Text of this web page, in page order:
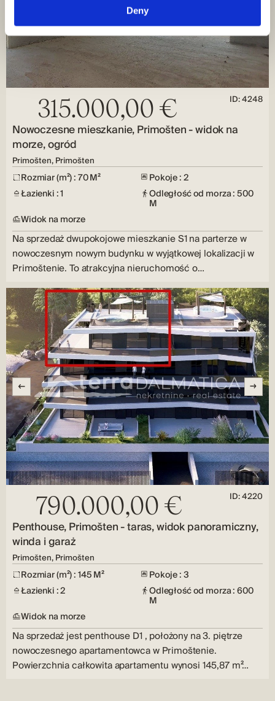
Deny
315.000,00 € ID: 4248
Nowoczesne mieszkanie, Primošten - widok na
morze, ogród
Primošten, Primošten
Rozmiar (m²) : 70 M²
Pokoje : 2
Łazienki : 1
Odległość od morza : 500
M
Widok na morze
Na sprzedaż dwupokojowe mieszkanie S1 na parterze w
nowoczesnym nowym budynku w wyjątkowej lokalizacji w
Primoštenie. To atrakcyjna nieruchomość o…
790.000,00 € ID: 4220
Penthouse, Primošten - taras, widok panoramiczny,
winda i garaż
Primošten, Primošten
Rozmiar (m²) : 145 M²
Pokoje : 3
Łazienki : 2
Odległość od morza : 600
M
Widok na morze
Na sprzedaż jest penthouse D1 , położony na 3. piętrze
nowoczesnego apartamentowca w Primoštenie.
Powierzchnia całkowita apartamentu wynosi 145,87 m²…